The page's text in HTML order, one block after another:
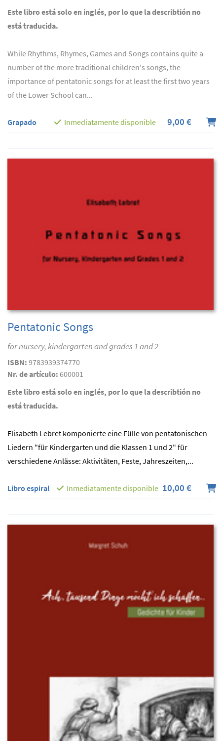
Este libro está solo en inglés, por lo que la describtión no
está traducida.
While Rhythms, Rhymes, Games and Songs contains quite a
number of the more traditional children's songs, the
importance of pentatonic songs for at least the first two years
of the Lower School can...
Grapado Inmediatamente disponible 9,00 €
Pentatonic Songs
for nursery, kindergarten and grades 1 and 2
ISBN: 9783939374770
Nr. de artículo: 600001
Este libro está solo en inglés, por lo que la describtión no
está traducida.
Elisabeth Lebret komponierte eine Fülle von pentatonischen
Liedern "für Kindergarten und die Klassen 1 und 2" für
verschiedene Anlässe: Aktivitäten, Feste, Jahreszeiten,...
Libro espiral Inmediatamente disponible 10,00 €